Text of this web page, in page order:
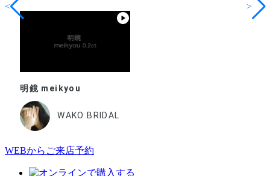
< >
明鏡 meikyou
WAKO BRIDAL
WEBからご来店予約